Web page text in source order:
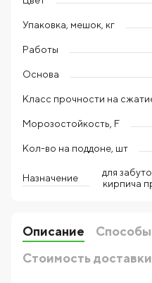
Упаковка, мешок, кг
Работы
Основа
Класс прочности на
Морозостойкость, F
Кол-во на поддоне, шт
Назначение
для
кирпича
Описание
Стоимость доставки